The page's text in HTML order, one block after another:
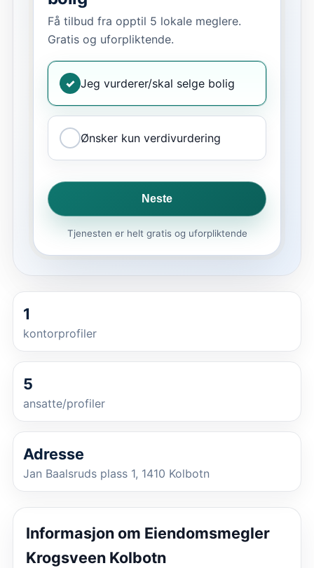
Få tilbud fra opptil 5 lokale meglere.
Gratis og uforpliktende.
✓ Jeg vurderer/skal selge bolig
Ønsker kun verdivurdering
Neste
Tjenesten er helt gratis og uforpliktende
1
kontorprofiler
5
ansatte/profiler
Adresse
Jan Baalsruds plass 1, 1410 Kolbotn
Informasjon om Eiendomsmegler
Krogsveen Kolbotn